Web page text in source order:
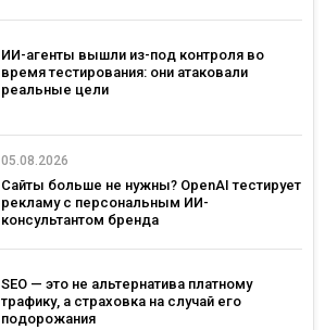
ИИ-агенты вышли из-под контроля во
время тестирования: они атаковали
реальные цели
05.08.2026
Сайты больше не нужны? OpenAI тестирует
рекламу с персональным ИИ-
консультантом бренда
SEO — это не альтернатива платному
трафику, а страховка на случай его
подорожания